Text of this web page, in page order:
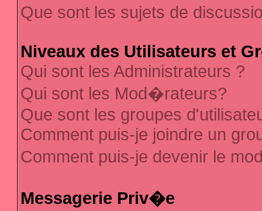
Que sont les sujets de
Niveaux des Utilisateurs et
Qui sont les Administrateurs ?
Qui sont les Mod�rateurs?
Que sont les groupes
Comment puis-je joindre un
Comment puis-je devenir le
Messagerie Priv�e